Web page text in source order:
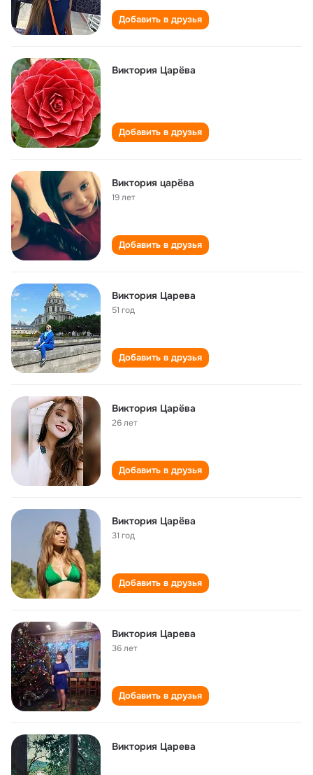
Добавить в друзья
Виктория Царёва
Добавить в друзья
Виктория царёва
19 лет
Добавить в друзья
Виктория Царева
51 год
Добавить в друзья
Виктория Царёва
26 лет
Добавить в друзья
Виктория Царёва
31 год
Добавить в друзья
Виктория Царева
36 лет
Добавить в друзья
Виктория Царева